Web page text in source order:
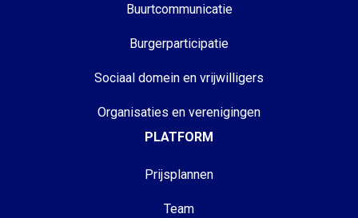
Buurtcommunicatie
Burgerparticipatie
Sociaal domein en vrijwilligers
Organisaties en verenigingen
PLATFORM
Prijsplannen
Team